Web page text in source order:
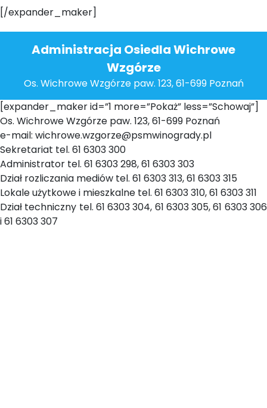
[/expander_maker]
Administracja Osiedla Wichrowe
Wzgórze
Os. Wichrowe Wzgórze paw. 123, 61-699 Poznań
[expander_maker id=”1 more=”Pokaż” less=”Schowaj”]
Os. Wichrowe Wzgórze paw. 123, 61-699 Poznań
e-mail: wichrowe.wzgorze@psmwinogrady.pl
Sekretariat tel. 61 6303 300
Administrator tel. 61 6303 298, 61 6303 303
Dział rozliczania mediów tel. 61 6303 313, 61 6303 315
Lokale użytkowe i mieszkalne tel. 61 6303 310, 61 6303 311
Dział techniczny tel. 61 6303 304, 61 6303 305, 61 6303 306
i 61 6303 307